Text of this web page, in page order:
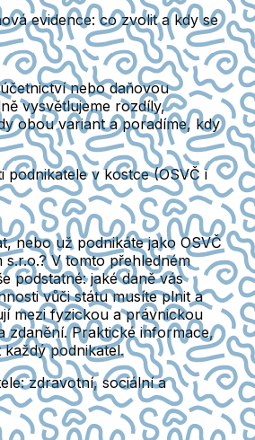
evidence: co zvolit a kdy se
nebo daňovou
vysvětlujeme rozdíly,
obou variant a poradíme, kdy
podnikatele v kostce (OSVČ i
nebo už podnikáte jako OSVČ
V tomto přehledném
podstatné: jaké daně vás
vůči státu musíte plnit a
mezi fyzickou a právnickou
zdanění. Praktické informace,
podnikatel.
zdravotní, sociální a